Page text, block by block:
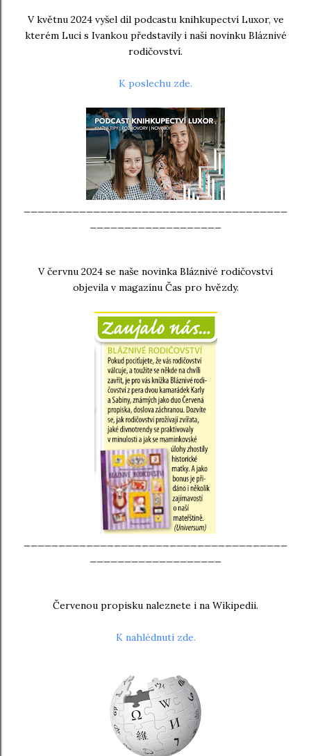
V květnu 2024 vyšel díl podcastu knihkupectví Luxor, ve
kterém Luci s Ivankou představily i naši novinku Bláznivé
rodičovství.
K poslechu zde.
V červnu 2024 se naše novinka Bláznivé rodičovství
objevila v magazínu Čas pro hvězdy.
Červenou propisku naleznete i na Wikipedii.
K nahlédnutí zde.